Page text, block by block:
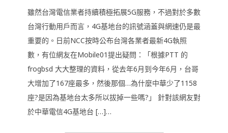
雖然台灣電信業者持續積極拓展5G服務，不過對於多數
台灣行動用戶而言，4G基地台的訊號涵蓋與網速仍是最
重要的。日前NCC按時公布台灣各業者最新4G執照
數，有位網友在Mobile01提出疑問：「根據PTT 的
frogbsd 大大整理的資料，從去年6月到今年6月，台哥
大增加了167座最多，然後那個…為什麼中華少了1158
座?是因為基地台太多所以拔掉一些嗎?」 針對該網友對
於中華電信4G基地台 […]…